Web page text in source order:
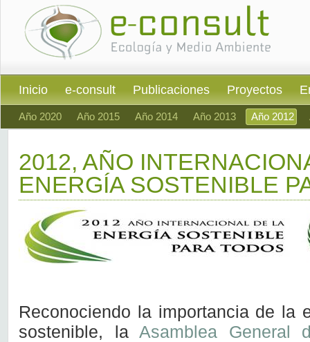
Inicio e-consult Publicaciones Proyectos
Año 2020 Año 2015 Año 2014 Año 2013 Año 2012
2012, AÑO
ENERGÍA SOSTENIBLE
Reconociendo la importancia de la
sostenible, laAsamblea General